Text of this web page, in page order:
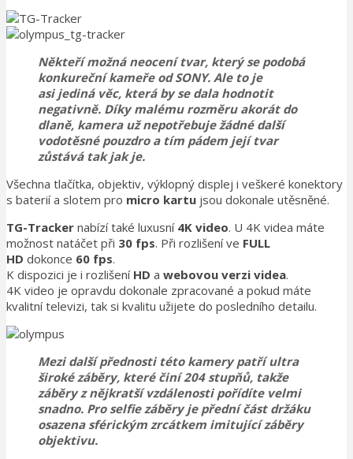
Někteří možná neocenítvar, který se podobá
konkureční kameře od SONY. Ale to je
asi jediná věc, která by se dala hodnotit
negativně. Díkymalému rozměruakorát do
dlaně, kamera už nepotřebuje žádné další
vodotěsné pouzdroa tím pádem její tvar
zůstává tak jak je.
Všechna tlačítka, objektiv, výklopný displej i veškeré konektory
s baterií a slotem pro micro kartu jsou dokonale utěsněné.
TG-Tracker nabízí také luxusní 4K video. U 4K videa máte
možnost natáčet při 30 fps. Při rozlišení ve FULL
HD dokonce 60 fps.
K dispozici je i rozlišení HD a webovou verzi videa.
4K video je opravdu dokonale zpracované a pokud máte
kvalitní televizi, tak si kvalitu užijete do posledního detailu.
Mezi další přednosti této kamery patříultra
široké záběry, které činí204 stupňů, takže
záběry z nějkratší vzdálenosti pořídíte velmi
snadno. Proselfie záběryje přední část držáku
osazena sférickým zrcátkem imitující záběry
objektivu.